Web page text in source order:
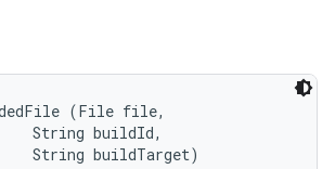
(File file,
String buildId,
String buildTarget)